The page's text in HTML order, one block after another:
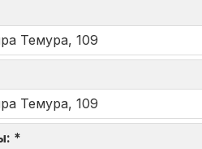
Темура, 109
Темура, 109
*